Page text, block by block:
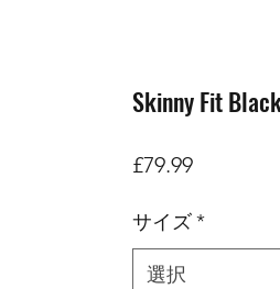
Skinny Fit
£79.99価
サイズ*
選択